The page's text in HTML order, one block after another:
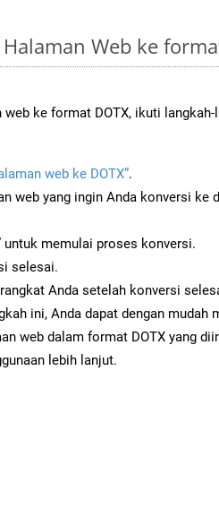
Web ke
ke format DOTX, ikuti langkah-
web ke DOTX”.
web yang ingin Anda konversi ke
untuk memulai proses konversi.
selesai.
Anda setelah konversi
ini, Anda dapat dengan mudah
web dalam format DOTX yang
lebih lanjut.